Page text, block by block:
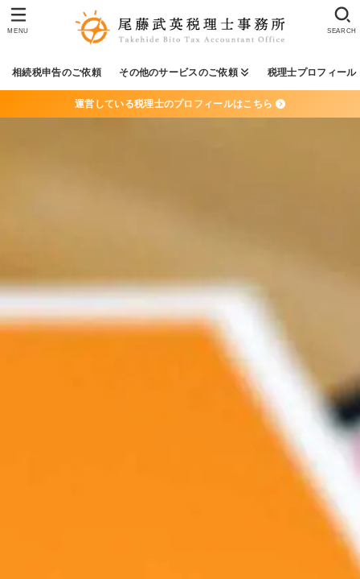
相続税申告のご依頼 その他のサービスのご依頼 税理士プロフィール
SEARCH
MENU
運営している税理士のプロフィールはこちら